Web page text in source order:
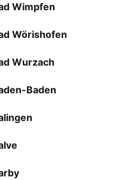
Wimpfen
Wörishofen
Wurzach
Baden